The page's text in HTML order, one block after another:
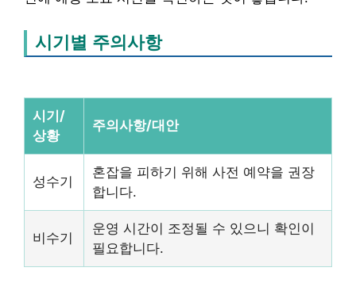
시기별 주의사항
시기/
상황
주의사항/대안
성수기
혼잡을 피하기 위해 사전 예약을 권장
합니다.
비수기
운영 시간이 조정될 수 있으니 확인이
필요합니다.